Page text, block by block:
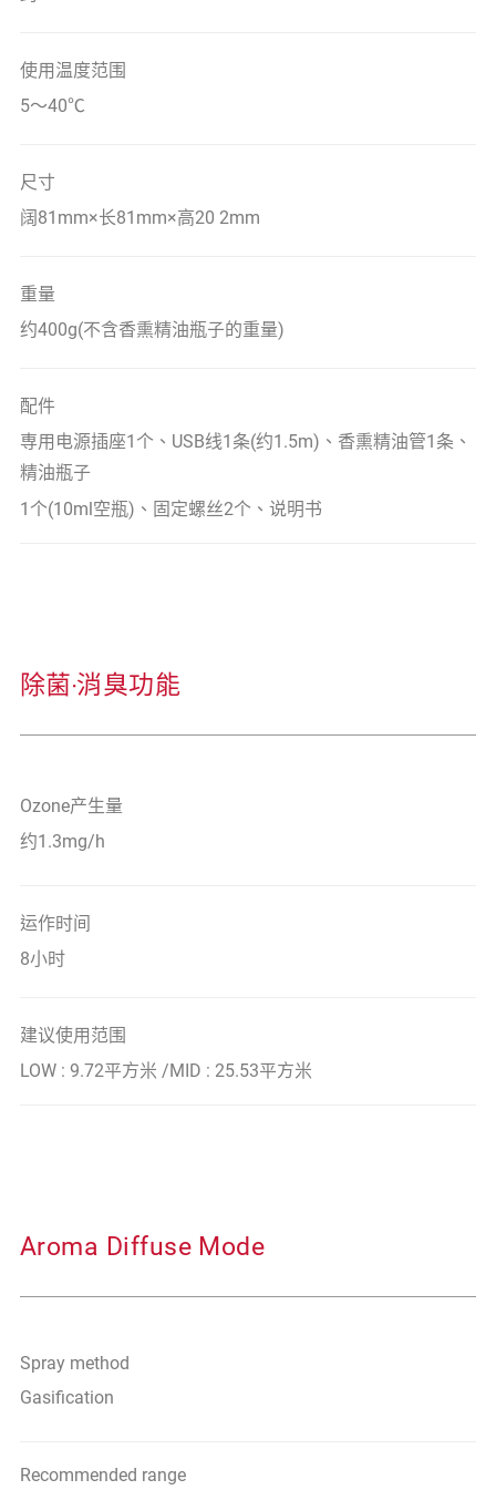
使用温度范围
5～40℃
尺寸
阔81mm×长81mm×高20 2mm
重量
约400g(不含香熏精油瓶子的重量)
配件
専用电源插座1个、USB线1条(约1.5m)、香熏精油管1条、
精油瓶子
1个(10ml空瓶)、固定螺丝2个、说明书
除菌‧消臭功能
Ozone产生量
约1.3mg/h
运作时间
8小时
建议使用范围
LOW : 9.72平方米 /MID : 25.53平方米
Aroma Diffuse Mode
Spray method
Gasification
Recommended range